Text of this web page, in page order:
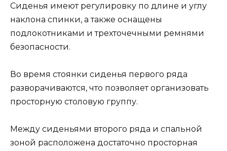
Сиденья имеют регулировку по длине и углу
наклона спинки, а также оснащены
подлокотниками и трехточечными ремнями
безопасности.
Во время стоянки сиденья первого ряда
разворачиваются, что позволяет организовать
просторную столовую группу.
Между сиденьями второго ряда и спальной
зоной расположена достаточно просторная